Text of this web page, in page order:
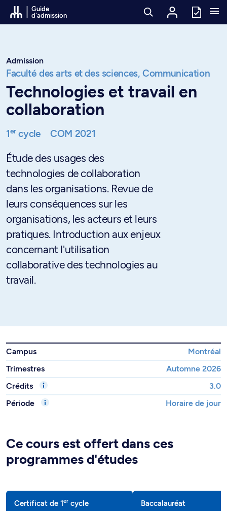
Passer au contenu
Guide
d'admission
Admission
Faculté des arts et des sciences, Communication
Technologies et travail en
collaboration
1ercycle COM 2021
Étude des usages des
technologies de collaboration
dans les organisations. Revue de
leurs conséquences sur les
organisations, les acteurs et leurs
pratiques. Introduction aux enjeux
concernant l'utilisation
collaborative des technologies au
travail.
Campus
Montréal
Trimestres
Automne 2026
Crédits
3.0
Période
Horaire de jour
Ce cours est offert dans ces
programmes d'études
Certificat de 1er cycle Baccalauréat